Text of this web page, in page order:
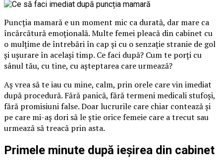
Puncția mamară e un moment mic ca durată, dar mare ca
încărcătură emoțională. Multe femei pleacă din cabinet cu
o mulțime de întrebări în cap și cu o senzație stranie de gol
și ușurare în același timp. Ce faci după? Cum te porți cu
sânul tău, cu tine, cu așteptarea care urmează?
Aș vrea să te iau cu mine, calm, prin orele care vin imediat
după procedură. Fără panică, fără termeni medicali stufoși,
fără promisiuni false. Doar lucrurile care chiar contează și
pe care mi-aș dori să le știe orice femeie care a trecut sau
urmează să treacă prin asta.
Primele minute după ieșirea din cabinet